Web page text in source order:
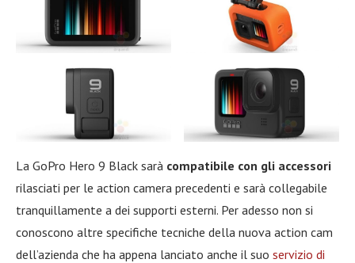
La GoPro Hero 9 Black sarà compatibile con gli accessori
rilasciati per le action camera precedenti e sarà collegabile
tranquillamente a dei supporti esterni. Per adesso non si
conoscono altre specifiche tecniche della nuova action cam
dell’azienda che ha appena lanciato anche il suo servizio di